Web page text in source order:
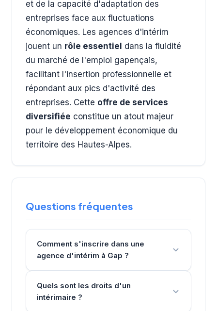
et de la capacité d'adaptation des
entreprises face aux fluctuations
économiques. Les agences d'intérim
jouent un rôle essentiel dans la fluidité
du marché de l'emploi gapençais,
facilitant l'insertion professionnelle et
répondant aux pics d'activité des
entreprises. Cette offre de services
diversifiée constitue un atout majeur
pour le développement économique du
territoire des Hautes-Alpes.
Questions fréquentes
Comment s'inscrire dans une
agence d'intérim à Gap ?
Quels sont les droits d'un
intérimaire ?